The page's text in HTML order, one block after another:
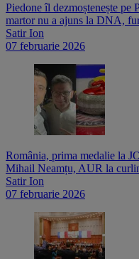
Piedone îl dezmoștenește
martor nu a ajuns la DNA,
Satir Ion
07 februarie 2026
România, prima medalie la
Mihail Neamțu, AUR la
Satir Ion
07 februarie 2026